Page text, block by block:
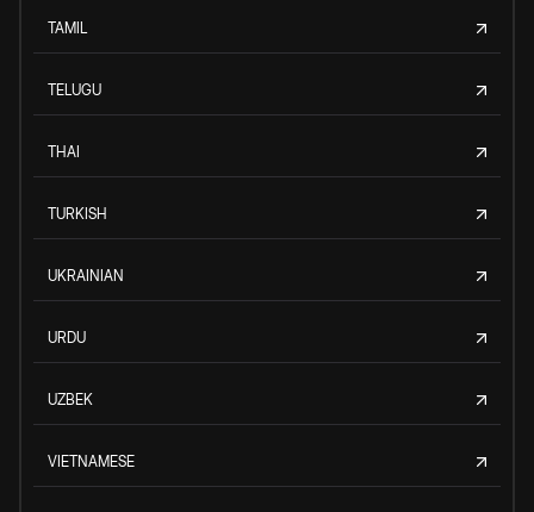
TAMIL
TELUGU
THAI
TURKISH
UKRAINIAN
URDU
UZBEK
VIETNAMESE